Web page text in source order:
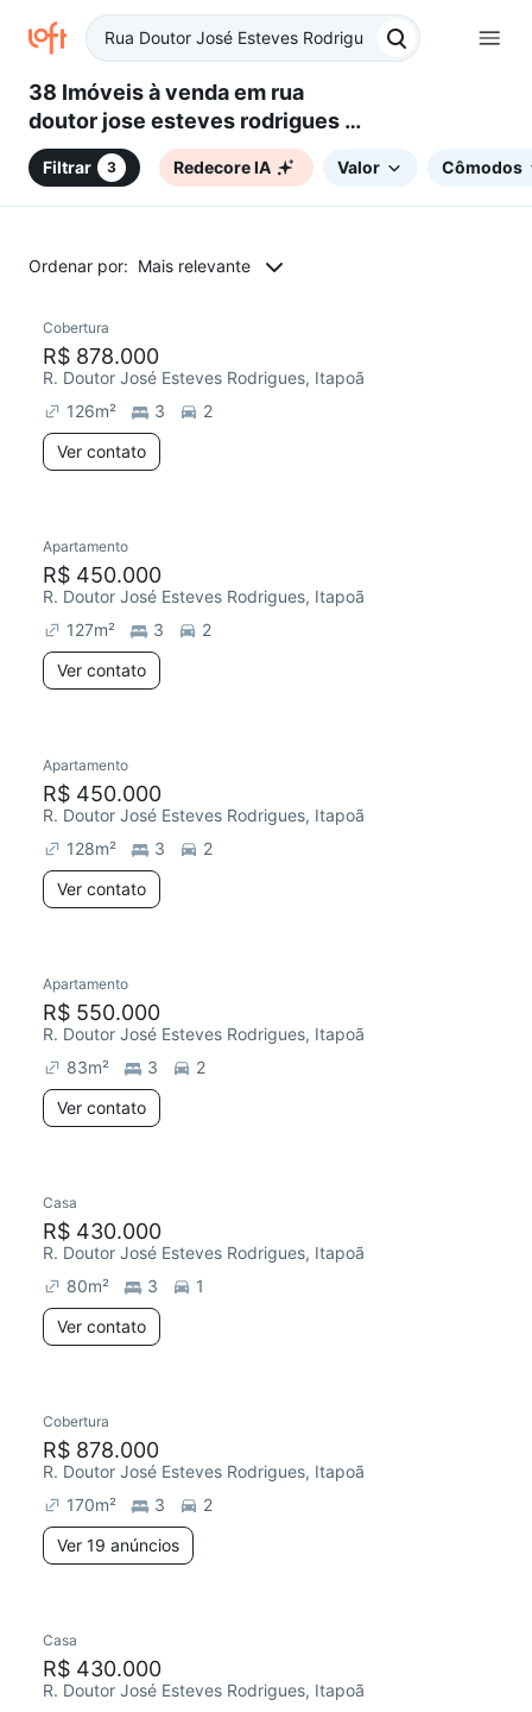
38 Imóveis à venda em rua
doutor jose esteves rodrigues -
Itapoã, Belo Horizonte, MG
Filtrar 3 Redecore IA Valor Cômodos
Ordenar por: Mais relevante
Cobertura
R$ 878.000
R. Doutor José Esteves Rodrigues, Itapoã
126m² 3
2
Ver contato
Redecorar
Apartamento
R$ 450.000
R. Doutor José Esteves Rodrigues, Itapoã
127m² 3
2
Ver contato
Redecorar
Apartamento
R$ 450.000
R. Doutor José Esteves Rodrigues, Itapoã
128m² 3
2
Ver contato
Apartamento
R$ 550.000
R. Doutor José Esteves Rodrigues, Itapoã
83m² 3
2
Ver contato
Casa
R$ 430.000
R. Doutor José Esteves Rodrigues, Itapoã
80m² 3
1
Ver contato
Cobertura
R$ 878.000
R. Doutor José Esteves Rodrigues, Itapoã
170m² 3
2
Ver 19 anúncios
Casa
R$ 430.000
R. Doutor José Esteves Rodrigues, Itapoã